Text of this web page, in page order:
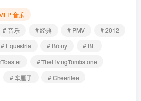
音乐
# 音乐 # 经典 # PMV
# 2012
# Equestria # Brony
# BE
# TheLivingTombstone
# 车厘子 # Cheerilee